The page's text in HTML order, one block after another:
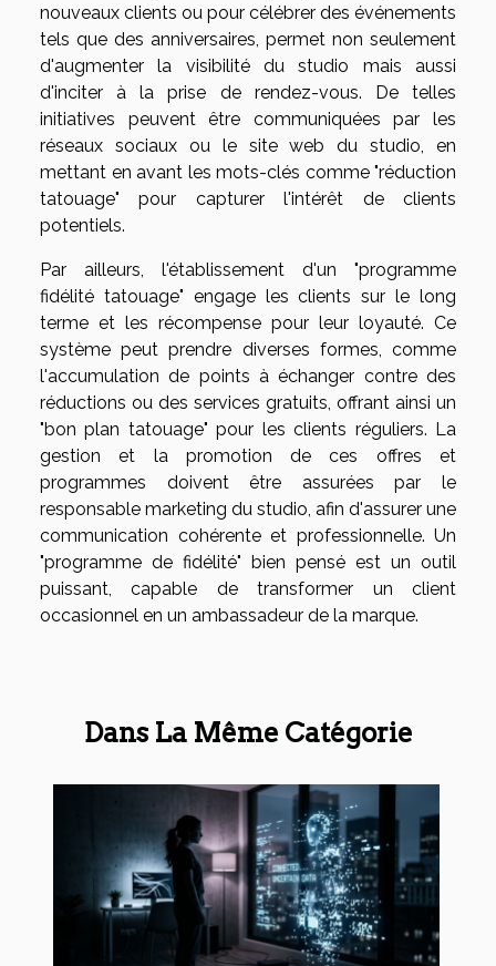
nouveaux clients ou pour célébrer des événements
tels que des anniversaires, permet non seulement
d'augmenter la visibilité du studio mais aussi
d'inciter à la prise de rendez-vous. De telles
initiatives peuvent être communiquées par les
réseaux sociaux ou le site web du studio, en
mettant en avant les mots-clés comme "réduction
tatouage" pour capturer l'intérêt de clients
potentiels.
Par ailleurs, l'établissement d'un "programme
fidélité tatouage" engage les clients sur le long
terme et les récompense pour leur loyauté. Ce
système peut prendre diverses formes, comme
l'accumulation de points à échanger contre des
réductions ou des services gratuits, offrant ainsi un
"bon plan tatouage" pour les clients réguliers. La
gestion et la promotion de ces offres et
programmes doivent être assurées par le
responsable marketing du studio, afin d'assurer une
communication cohérente et professionnelle. Un
"programme de fidélité" bien pensé est un outil
puissant, capable de transformer un client
occasionnel en un ambassadeur de la marque.
Dans La Même Catégorie